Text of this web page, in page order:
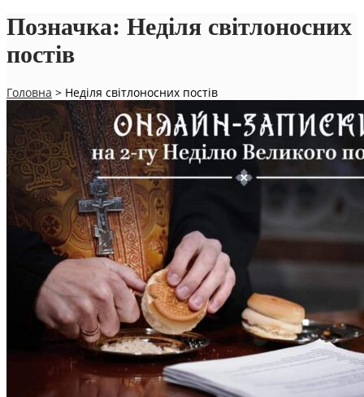
Позначка: Неділя світлоносних
постів
Головна > Неділя світлоносних постів